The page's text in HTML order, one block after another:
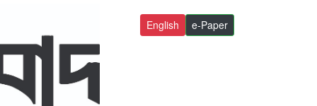
e-Paper
English